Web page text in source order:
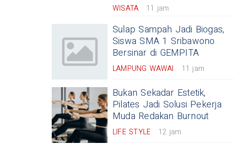
WISATA 11 jam
Sulap Sampah Jadi Biogas,
Siswa SMA 1 Sribawono
Bersinar di GEMPITA
LAMPUNG WAWAI 11 jam
Bukan Sekadar Estetik,
Pilates Jadi Solusi Pekerja
Muda Redakan Burnout
LIFE STYLE 12 jam